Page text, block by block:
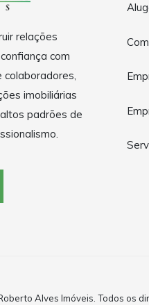
relações
com
colaboradores,
imobiliárias
padrões de
Alves Imóveis. Todos os